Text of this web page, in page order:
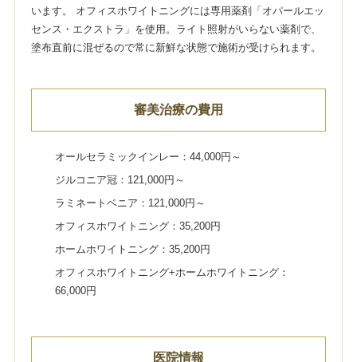
います。 オフィスホワイトニングには専用薬剤「オパールエッ
センス・エクストラ」を使用。ライト照射がいらない薬剤で、
塗布直前に混ぜるので常に新鮮な状態で施術が受けられます。
審美治療の費用
オールセラミックインレー：44,000円～
ジルコニア冠：121,000円～
ラミネートベニア：121,000円～
オフィスホワイトニング：35,200円
ホームホワイトニング：35,200円
オフィスホワイトニング+ホームホワイトニング：
66,000円
医院情報